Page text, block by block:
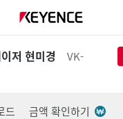
저 현미경
VK-
드 금액 확인하기